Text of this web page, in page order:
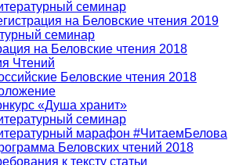
семинар
на Беловские чтения 2019
семинар
на Беловские чтения 2018
Чтений
Беловские чтения 2018
«Душа хранит»
семинар
марафон #ЧитаемБелова
Беловских чтений 2018
к тексту статьи